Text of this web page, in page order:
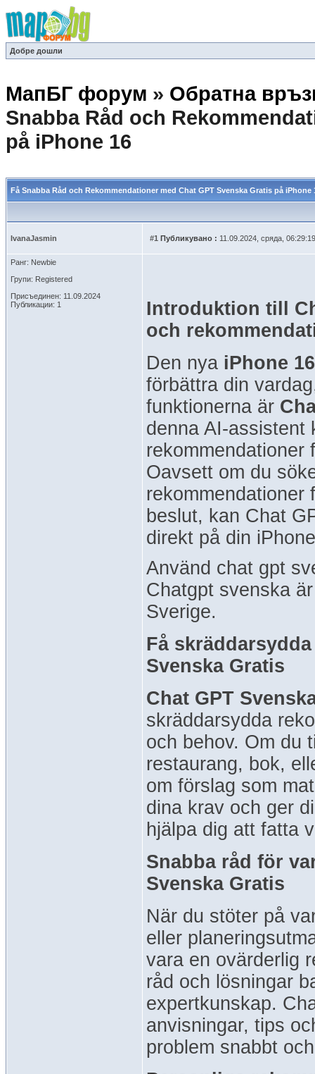
Добре дошли
МапБГ форум » Обратна
Snabba Råd och
på iPhone 16
Få Snabba Råd och Rekommendationer med Chat GPT Svenska Gratis på iPhone
IvanaJasmin #1 Публикувано : 11.09.2024, сряда, 06:29:19
Ранг: Newbie
Групи: Registered
Присъединен: 11.09.2024
Публикации: 1
Introduktion till
och
Den nya iPhone 16
förbättra din
funktionerna är
denna AI-assistent
rekommendationer
Oavsett om du
rekommendationer
beslut, kan Chat
direkt på din
Använd chat gpt
Chatgpt svenska
Sverige.
Få
Svenska Gratis
Chat GPT
skräddarsydda
och behov. Om du
restaurang, bok,
om förslag som
dina krav och ger
hjälpa dig att fatta
Snabba råd för
Svenska Gratis
När du stöter på
eller
vara en ovärderlig
råd och lösningar
expertkunskap.
anvisningar, tips
problem snabbt